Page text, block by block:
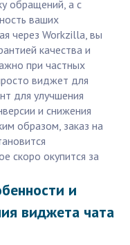
обращений, а с
ваших
через Workzilla, вы
качества и
при частных
виджет для
для улучшения
и снижения
образом, заказ на
скоро окупится за
и
виджета чата